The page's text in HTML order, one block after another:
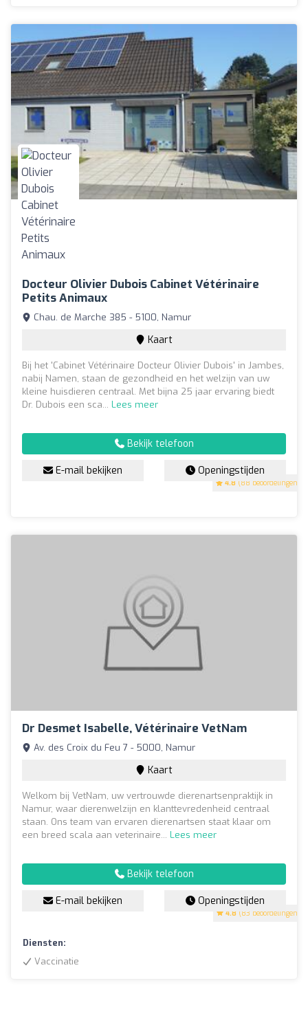
Docteur Olivier Dubois Cabinet Vétérinaire
Petits Animaux
4.8 (88 beoordelingen)
Chau. de Marche 385 - 5100, Namur
Kaart
Bij het 'Cabinet Vétérinaire Docteur Olivier Dubois' in Jambes,
nabij Namen, staan de gezondheid en het welzijn van uw
kleine huisdieren centraal. Met bijna 25 jaar ervaring biedt
Dr. Dubois een sca... Lees meer
Bekijk telefoon
E-mail bekijken Openingstijden
Dr Desmet Isabelle, Vétérinaire VetNam
4.8 (83 beoordelingen)
Av. des Croix du Feu 7 - 5000, Namur
Kaart
Welkom bij VetNam, uw vertrouwde dierenartsenpraktijk in
Namur, waar dierenwelzijn en klanttevredenheid centraal
staan. Ons team van ervaren dierenartsen staat klaar om
een breed scala aan veterinaire... Lees meer
Bekijk telefoon
E-mail bekijken Openingstijden
Diensten:
Vaccinatie